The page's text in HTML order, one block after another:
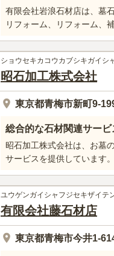
有限会社岩浪石材店は、墓
リフォーム、リフォーム、
ショウセキカコウカブシキガイシ
昭石加工株式会社
東京都青梅市新町9-
総合的な石材関連サービ
昭石加工株式会社は、お墓
サービスを提供しています
ユウゲンガイシャフジセキザイテ
有限会社藤石材店
東京都青梅市今井1-